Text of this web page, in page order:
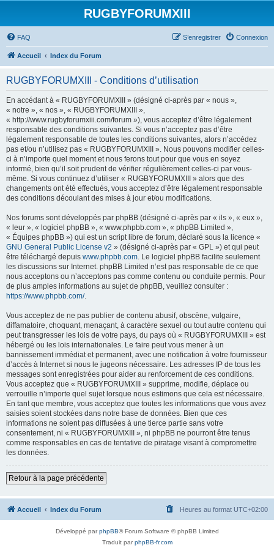
RUGBYFORUMXIII
FAQ Connexion
S’enregistrer
Accueil Index du Forum
RUGBYFORUMXIII - Conditions d’utilisation
En accédant à « RUGBYFORUMXIII » (désigné ci-après par « nous »,
« notre », « nos », « RUGBYFORUMXIII »,
« http://www.rugbyforumxiii.com/forum »), vous acceptez d’être légalement
responsable des conditions suivantes. Si vous n’acceptez pas d’être
légalement responsable de toutes les conditions suivantes, alors n’accédez
pas et/ou n’utilisez pas « RUGBYFORUMXIII ». Nous pouvons modifier celles-
ci à n’importe quel moment et nous ferons tout pour que vous en soyez
informé, bien qu’il soit prudent de vérifier régulièrement celles-ci par vous-
même. Si vous continuez d’utiliser « RUGBYFORUMXIII » alors que des
changements ont été effectués, vous acceptez d’être légalement responsable
des conditions découlant des mises à jour et/ou modifications.
Nos forums sont développés par phpBB (désigné ci-après par « ils », « eux »,
« leur », « logiciel phpBB », « www.phpbb.com », « phpBB Limited »,
« Équipes phpBB ») qui est un script libre de forum, déclaré sous la licence «
GNU General Public License v2 » (désigné ci-après par « GPL ») et qui peut
être téléchargé depuis www.phpbb.com. Le logiciel phpBB facilite seulement
les discussions sur Internet. phpBB Limited n’est pas responsable de ce que
nous acceptons ou n’acceptons pas comme contenu ou conduite permis. Pour
de plus amples informations au sujet de phpBB, veuillez consulter :
https://www.phpbb.com/.
Vous acceptez de ne pas publier de contenu abusif, obscène, vulgaire,
diffamatoire, choquant, menaçant, à caractère sexuel ou tout autre contenu qui
peut transgresser les lois de votre pays, du pays où « RUGBYFORUMXIII » est
hébergé ou les lois internationales. Le faire peut vous mener à un
bannissement immédiat et permanent, avec une notification à votre fournisseur
d’accès à Internet si nous le jugeons nécessaire. Les adresses IP de tous les
messages sont enregistrées pour aider au renforcement de ces conditions.
Vous acceptez que « RUGBYFORUMXIII » supprime, modifie, déplace ou
verrouille n’importe quel sujet lorsque nous estimons que cela est nécessaire.
En tant que membre, vous acceptez que toutes les informations que vous avez
saisies soient stockées dans notre base de données. Bien que ces
informations ne soient pas diffusées à une tierce partie sans votre
consentement, ni « RUGBYFORUMXIII », ni phpBB ne pourront être tenus
comme responsables en cas de tentative de piratage visant à compromettre
les données.
Retour à la page précédente
Accueil Index du Forum Heures au format UTC+02:00
Développé parphpBB® Forum Software © phpBB Limited
Traduit parphpBB-fr.com